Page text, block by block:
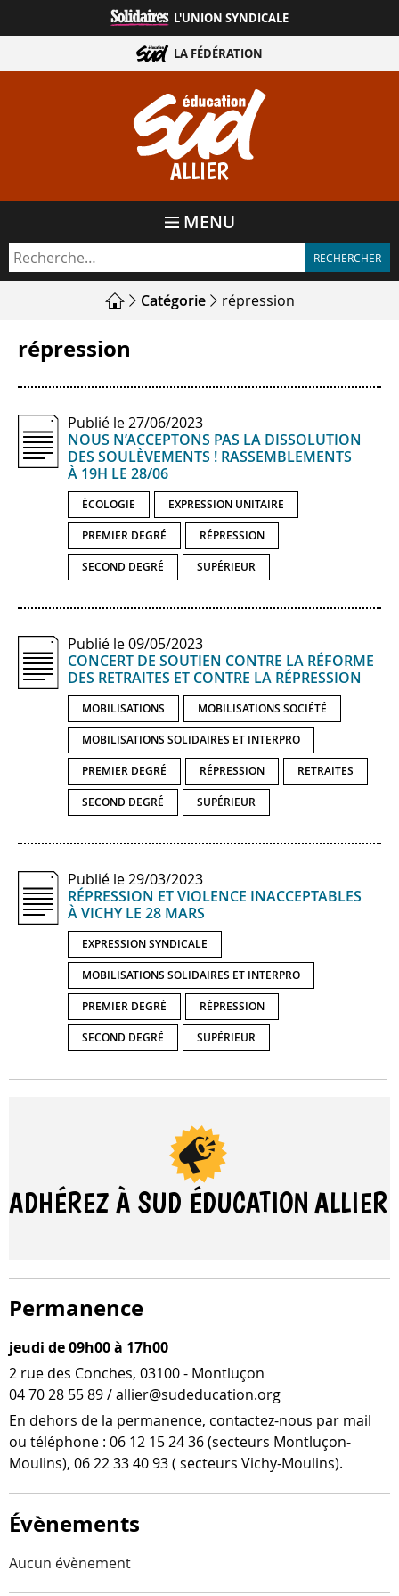
directement
contenu
ALLIER
L'UNION SYNDICALE
LA FÉDÉRATION
MENU
Catégorie répression
répression
Publié le 27/06/2023
NOUS N’ACCEPTONS PAS LA DISSOLUTION
DES SOULÈVEMENTS ! RASSEMBLEMENTS
À 19H LE 28/​06
ÉCOLOGIE EXPRESSION UNITAIRE
PREMIER DEGRÉ RÉPRESSION
SECOND DEGRÉ SUPÉRIEUR
Publié le 09/05/2023
CONCERT DE SOUTIEN CONTRE LA RÉFORME
DES RETRAITES ET CONTRE LA RÉPRESSION
MOBILISATIONS MOBILISATIONS SOCIÉTÉ
MOBILISATIONS SOLIDAIRES ET INTERPRO
PREMIER DEGRÉ RÉPRESSION RETRAITES
SECOND DEGRÉ SUPÉRIEUR
Publié le 29/03/2023
RÉPRESSION ET VIOLENCE INACCEPTABLES
À VICHY LE 28 MARS
EXPRESSION SYNDICALE
MOBILISATIONS SOLIDAIRES ET INTERPRO
PREMIER DEGRÉ RÉPRESSION
SECOND DEGRÉ SUPÉRIEUR
ADHÉREZ À SUD ÉDUCATION ALLIER
Permanence
jeudi de 09h00 à 17h00
2 rue des Conches, 03100 - Montluçon
04 70 28 55 89 / allier@sudeducation.org
En dehors de la per­ma­nence, contactez-​nous par mail
ou télé­phone : 06 12 15 24 36 (sec­teurs Montluçon-​
Moulins), 06 22 33 40 93 ( sec­teurs Vichy-Moulins).
Évènements
Aucun évènement